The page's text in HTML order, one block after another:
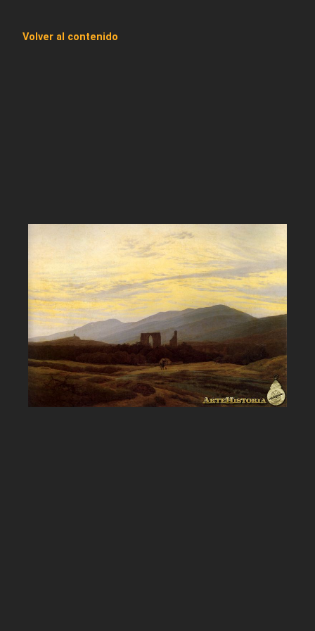
Volver al contenido